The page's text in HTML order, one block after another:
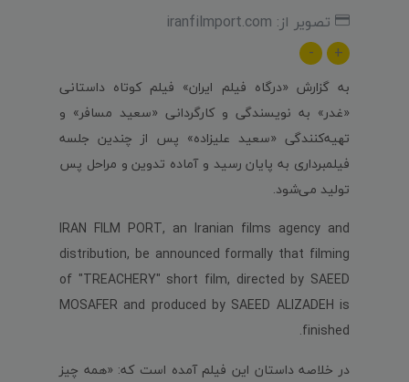
تصویر از: iranfilmport.com
+
-
به گزارش «درگاه فیلم ایران» فیلم کوتاه داستانی
«غدر» به نویسندگی و کارگردانی «سعید مسافر» و
تهیه‌کنندگی «سعید علیزاده» پس از چندین جلسه
فیلمبرداری به پایان رسید و آماده تدوین و مراحل پس
تولید می‌شود.
IRAN FILM PORT, an Iranian films agency and
distribution, be announced formally that filming
of "TREACHERY" short film, directed by SAEED
MOSAFER and produced by SAEED ALIZADEH is
finished.
در خلاصه داستان این فیلم آمده است که: «همه چیز